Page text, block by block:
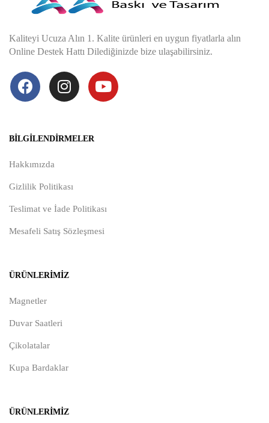
Kaliteyi Ucuza Alın 1. Kalite ürünleri en uygun fiyatlarla alın
Online Destek Hattı Dilediğinizde bize ulaşabilirsiniz.
BILGILENDIRMELER
Hakkımızda
Gizlilik Politikası
Teslimat ve İade Politikası
Mesafeli Satış Sözleşmesi
ÜRÜNLERIMIZ
Magnetler
Duvar Saatleri
Çikolatalar
Kupa Bardaklar
ÜRÜNLERIMIZ